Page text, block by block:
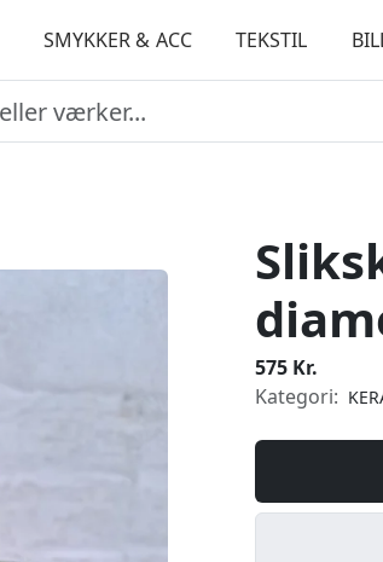
SMYKKER & ACC TEKSTIL
575 Kr.
Kategori: